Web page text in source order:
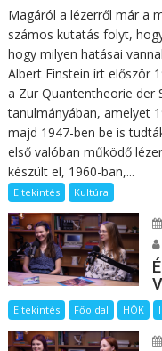
Magáról a lézerről már a
számos kutatás folyt,
hogy milyen hatásai
Albert Einstein írt először
a Zur Quantentheorie der
tanulmányában, amelyet
majd 1947-ben be is
első valóban működő
készült el, 1960-ban,...
Eltekintés Kultúra
Eltekintés Főoldal HÖK